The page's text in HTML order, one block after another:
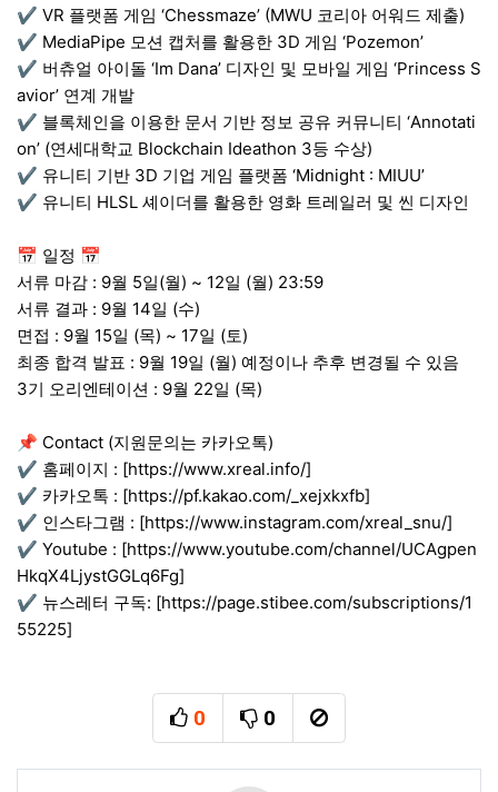
✔ VR 플랫폼 게임 ‘Chessmaze’ (MWU 코리아 어워드 제출)
✔ MediaPipe 모션 캡처를 활용한 3D 게임 ‘Pozemon’
✔ 버츄얼 아이돌 ‘Im Dana’ 디자인 및 모바일 게임 ‘Princess S
avior’ 연계 개발
✔ 블록체인을 이용한 문서 기반 정보 공유 커뮤니티 ‘Annotati
on’ (연세대학교 Blockchain Ideathon 3등 수상)
✔ 유니티 기반 3D 기업 게임 플랫폼 ‘Midnight : MIUU’
✔ 유니티 HLSL 셰이더를 활용한 영화 트레일러 및 씬 디자인
📅 일정 📅
서류 마감 : 9월 5일(월) ~ 12일 (월) 23:59
서류 결과 : 9월 14일 (수)
면접 : 9월 15일 (목) ~ 17일 (토)
최종 합격 발표 : 9월 19일 (월) 예정이나 추후 변경될 수 있음
3기 오리엔테이션 : 9월 22일 (목)
📌 Contact (지원문의는 카카오톡)
✔ 홈페이지 : [https://www.xreal.info/]
✔ 카카오톡 : [https://pf.kakao.com/_xejxkxfb]
✔ 인스타그램 : [https://www.instagram.com/xreal_snu/]
✔ Youtube : [https://www.youtube.com/channel/UCAgpen
HkqX4LjystGGLq6Fg]
✔ 뉴스레터 구독: [https://page.stibee.com/subscriptions/1
55225]
0
추천
0
비추천신고